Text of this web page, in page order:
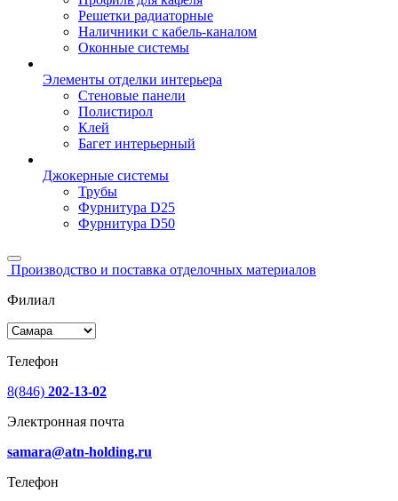
Решетки радиаторные
Наличники с кабель-каналом
Оконные системы
Элементы отделки интерьера
Стеновые панели
Полистирол
Клей
Багет интерьерный
Джокерные системы
Трубы
Фурнитура D25
Фурнитура D50
Производство и поставка отделочных материалов
Филиал
Телефон
8(846) 202-13-02
Электронная почта
samara@atn-holding.ru
Телефон